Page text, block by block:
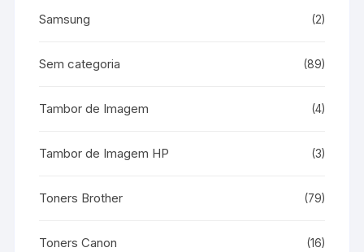
Samsung (2)
Sem categoria (89)
Tambor de Imagem (4)
Tambor de Imagem HP (3)
Toners Brother (79)
Toners Canon (16)